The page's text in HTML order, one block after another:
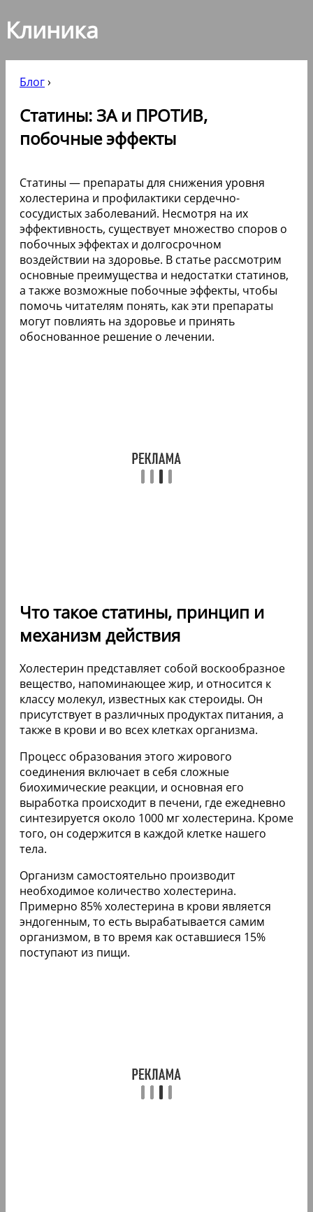
Клиника
Блог›
Статины: ЗА и ПРОТИВ,
побочные эффекты
Статины — препараты для снижения уровня
холестерина и профилактики сердечно-
сосудистых заболеваний. Несмотря на их
эффективность, существует множество споров о
побочных эффектах и долгосрочном
воздействии на здоровье. В статье рассмотрим
основные преимущества и недостатки статинов,
а также возможные побочные эффекты, чтобы
помочь читателям понять, как эти препараты
могут повлиять на здоровье и принять
обоснованное решение о лечении.
Что такое статины, принцип и
механизм действия
Холестерин представляет собой воскообразное
вещество, напоминающее жир, и относится к
классу молекул, известных как стероиды. Он
присутствует в различных продуктах питания, а
также в крови и во всех клетках организма.
Процесс образования этого жирового
соединения включает в себя сложные
биохимические реакции, и основная его
выработка происходит в печени, где ежедневно
синтезируется около 1000 мг холестерина. Кроме
того, он содержится в каждой клетке нашего
тела.
Организм самостоятельно производит
необходимое количество холестерина.
Примерно 85% холестерина в крови является
эндогенным, то есть вырабатывается самим
организмом, в то время как оставшиеся 15%
поступают из пищи.